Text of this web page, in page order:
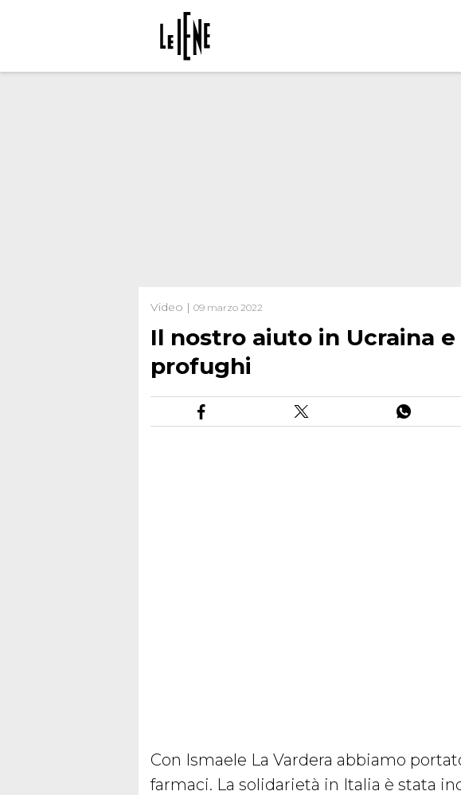
Video | 09 marzo 2022
Il nostro aiuto in Ucraina
profughi
Con Ismaele La Vardera abbiamo
farmaci. La solidarietà in Italia è stata